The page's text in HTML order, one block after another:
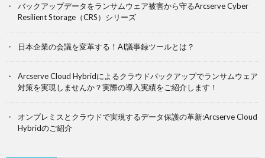
バックアップデータをランサムウェア被害から守るArcserve Cyber
Resilient Storage（CRS）シリーズ
日本企業の会議を変革する！AI議事録ツールとは？
Arcserve Cloud Hybridによるクラウドバックアップでランサムウェア
対策を実現しませんか？実際の導入実績をご紹介します！
オンプレミスとクラウドで実現するデータ保護の革新:Arcserve Cloud
Hybridのご紹介